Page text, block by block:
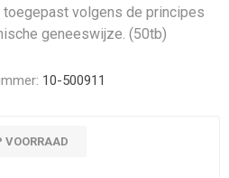
volgens de principes
geneeswijze. (50tb)
10-500911
VOORRAAD